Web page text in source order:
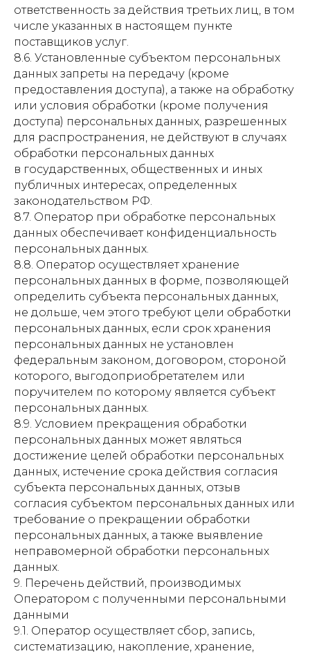
ответственность за действия третьих лиц, в том
числе указанных в настоящем пункте
поставщиков услуг.
8.6. Установленные субъектом персональных
данных запреты на передачу (кроме
предоставления доступа), а также на обработку
или условия обработки (кроме получения
доступа) персональных данных, разрешенных
для распространения, не действуют в случаях
обработки персональных данных
в государственных, общественных и иных
публичных интересах, определенных
законодательством РФ.
8.7. Оператор при обработке персональных
данных обеспечивает конфиденциальность
персональных данных.
8.8. Оператор осуществляет хранение
персональных данных в форме, позволяющей
определить субъекта персональных данных,
не дольше, чем этого требуют цели обработки
персональных данных, если срок хранения
персональных данных не установлен
федеральным законом, договором, стороной
которого, выгодоприобретателем или
поручителем по которому является субъект
персональных данных.
8.9. Условием прекращения обработки
персональных данных может являться
достижение целей обработки персональных
данных, истечение срока действия согласия
субъекта персональных данных, отзыв
согласия субъектом персональных данных или
требование о прекращении обработки
персональных данных, а также выявление
неправомерной обработки персональных
данных.
9. Перечень действий, производимых
Оператором с полученными персональными
данными
9.1. Оператор осуществляет сбор, запись,
систематизацию, накопление, хранение,